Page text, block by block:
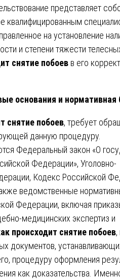
представляет
квалифицированным
на установление
и степени тяжести
снятие побоев в его
основания и нормативная
снятие побоев, требует
данную процедуру.
Федеральный закон «О
Федерации», Уголовно-
Кодекс Российской
ведомственные
Федерации, включая
медицинских экспертиз и
происходит снятие побоев
документов,
процедуру оформления
как доказательства.